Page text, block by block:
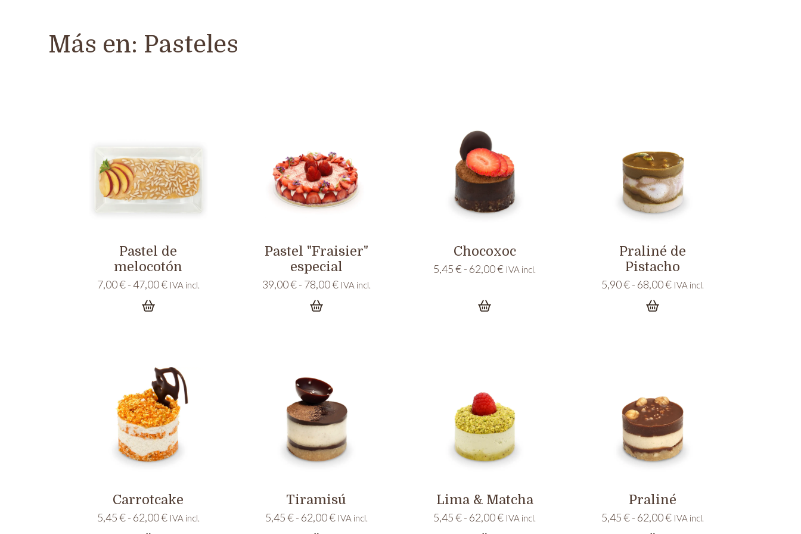
Más en: Pasteles
Pastel de
melocotón
7,00€-47,00€Rango
47,00 €
IVA incl.
Pastel "Fraisier"
especial
39,00€- 78,00€Rango
IVA incl.
Chocoxoc
5,45€- 62,00€Rango
IVA incl.
Praliné de
Pistacho
5,90€- 68,00€Rango
IVA incl.
Carrotcake
5,45€- 62,00€Rango
IVA incl.
Tiramisú
5,45€- 62,00€Rango
IVA incl.
Lima & Matcha
5,45€- 62,00€Rango
IVA incl.
Praliné
5,45€- 62,00€Rango
IVA incl.